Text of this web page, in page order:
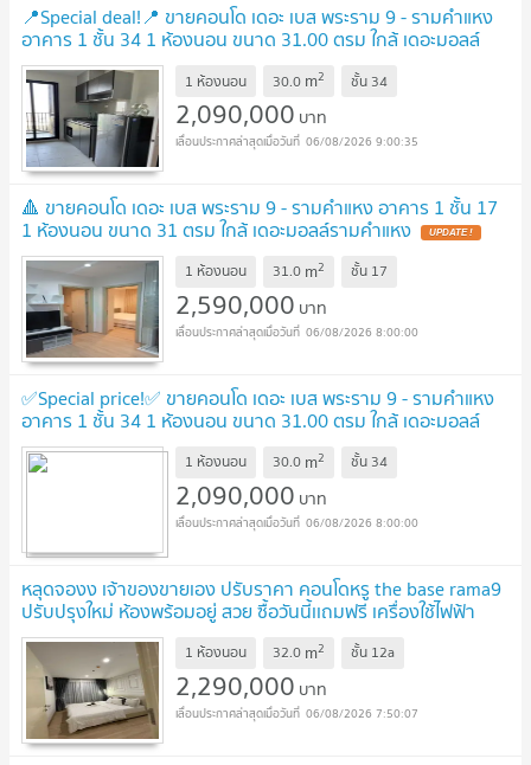
📍Special deal!📍 ขายคอนโด เดอะ เบส พระราม 9 - รามคำแหง
อาคาร 1 ชั้น 34 1 ห้องนอน ขนาด 31.00 ตรม ใกล้ เดอะมอลล์
รามคำแหง UPDATE !
1 ห้องนอน 30.0 m2 ชั้น 34
2,090,000 บาท
06/08/2026 9:00:35
🔺 ขายคอนโด เดอะ เบส พระราม 9 - รามคำแหง อาคาร 1 ชั้น 17
1 ห้องนอน ขนาด 31 ตรม ใกล้ เดอะมอลล์รามคำแหง UPDATE !
1 ห้องนอน 31.0 m2 ชั้น 17
2,590,000 บาท
06/08/2026 8:00:00
✅Special price!✅ ขายคอนโด เดอะ เบส พระราม 9 - รามคำแหง
อาคาร 1 ชั้น 34 1 ห้องนอน ขนาด 31.00 ตรม ใกล้ เดอะมอลล์
รามคำแหง UPDATE !
1 ห้องนอน 30.0 m2 ชั้น 34
2,090,000 บาท
06/08/2026 8:00:00
หลุดจองง เจ้าของขายเอง ปรับราคา คอนโดหรู the base rama9
ปรับปรุงใหม่ ห้องพร้อมอยู่ สวย ซื้อวันนี้เเถมฟรี เครื่องใช้ไฟฟ้า
ครบ UPDATE !
1 ห้องนอน 32.0 m2 ชั้น 12a
2,290,000 บาท
06/08/2026 7:50:07